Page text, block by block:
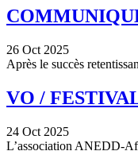
26 Oct 2025
Après le succès
VO /
24 Oct 2025
L’association ANEDD-